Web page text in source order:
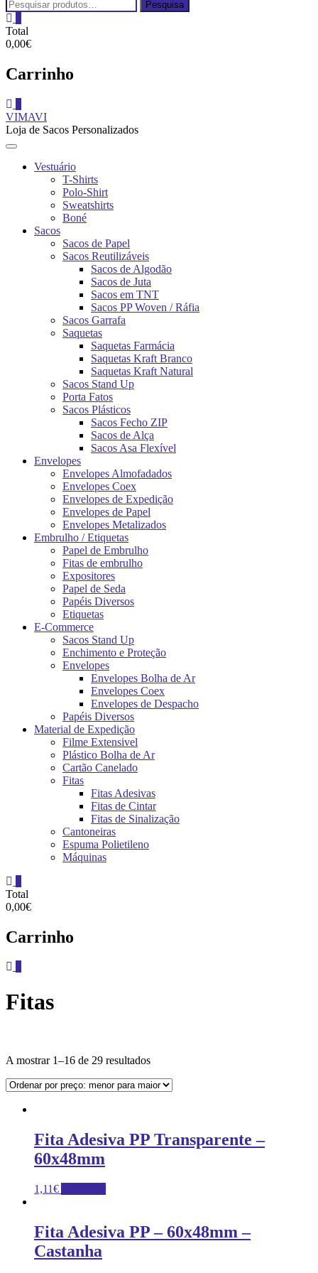
por:
Pesquisa
Total
0,00€
Carrinho
VIMAVI
Loja de Sacos Personalizados
Vestuário
T-Shirts
Polo-Shirt
Sweatshirts
Boné
Sacos
Sacos de Papel
Sacos Reutilizáveis
Sacos de Algodão
Sacos de Juta
Sacos em TNT
Sacos PP Woven / Ráfia
Sacos Garrafa
Saquetas
Saquetas Farmácia
Saquetas Kraft Branco
Saquetas Kraft Natural
Sacos Stand Up
Porta Fatos
Sacos Plásticos
Sacos Fecho ZIP
Sacos de Alça
Sacos Asa Flexível
Envelopes
Envelopes Almofadados
Envelopes Coex
Envelopes de Expedição
Envelopes de Papel
Envelopes Metalizados
Embrulho / Etiquetas
Papel de Embrulho
Fitas de embrulho
Expositores
Papel de Seda
Papéis Diversos
Etiquetas
E-Commerce
Sacos Stand Up
Enchimento e Proteção
Envelopes
Envelopes Bolha de Ar
Envelopes Coex
Envelopes de Despacho
Papéis Diversos
Material de Expedição
Filme Extensivel
Plástico Bolha de Ar
Cartão Canelado
Fitas
Fitas Adesivas
Fitas de Cintar
Fitas de Sinalização
Cantoneiras
Espuma Polietileno
Máquinas
Total
0,00€
Carrinho
Fitas
A mostrar 1–16 de 29 resultados
Fita Adesiva PP Transparente –
60x48mm
1,11€
Fita Adesiva PP – 60x48mm –
Castanha